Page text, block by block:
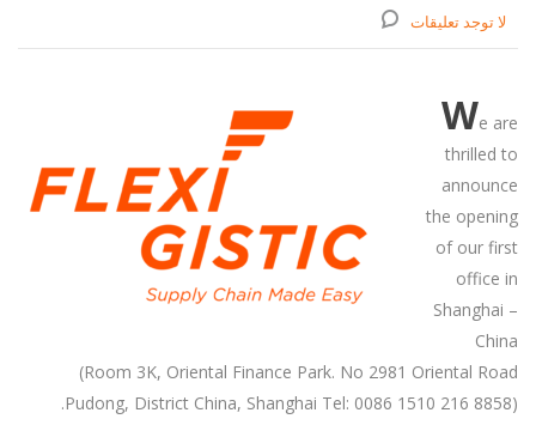
لا توجد تعليقات
We are
thrilled to
announce
the opening
of our first
office in
Shanghai –
China
(Room 3K, Oriental Finance Park. No 2981 Oriental Road
Pudong, District China, Shanghai Tel: 0086 1510 216 8858).